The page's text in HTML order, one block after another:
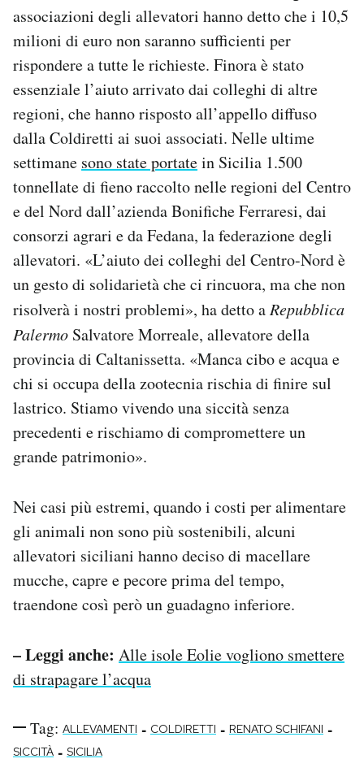
associazioni degli allevatori hanno detto che i 10,5
milioni di euro non saranno sufficienti per
rispondere a tutte le richieste. Finora è stato
essenziale l’aiuto arrivato dai colleghi di altre
regioni, che hanno risposto all’appello diffuso
dalla Coldiretti ai suoi associati. Nelle ultime
settimane sono state portatein Sicilia 1.500
tonnellate di fieno raccolto nelle regioni del Centro
e del Nord dall’azienda Bonifiche Ferraresi, dai
consorzi agrari e da Fedana, la federazione degli
allevatori. «L’aiuto dei colleghi del Centro-Nord è
un gesto di solidarietà che ci rincuora, ma che non
risolverà i nostri problemi», ha detto a Repubblica
Palermo Salvatore Morreale, allevatore della
provincia di Caltanissetta. «Manca cibo e acqua e
chi si occupa della zootecnia rischia di finire sul
lastrico. Stiamo vivendo una siccità senza
precedenti e rischiamo di compromettere un
grande patrimonio».
Nei casi più estremi, quando i costi per alimentare
gli animali non sono più sostenibili, alcuni
allevatori siciliani hanno deciso di macellare
mucche, capre e pecore prima del tempo,
traendone così però un guadagno inferiore.
– Leggi anche: Alle isole Eolie vogliono smettere
di strapagare l’acqua
Tag: ALLEVAMENTI - COLDIRETTI - RENATO SCHIFANI -
SICCITÀ - SICILIA